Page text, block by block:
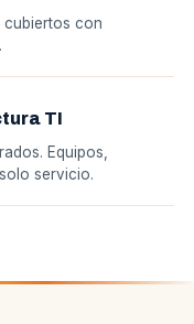
cubiertos con
TI
Equipos,
servicio.